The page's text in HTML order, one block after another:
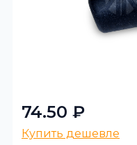
74.50 ₽
Купить дешевле